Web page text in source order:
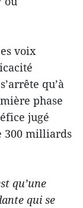
voix
qu’à
phase
jugé
300 milliards
qu’une
qui se